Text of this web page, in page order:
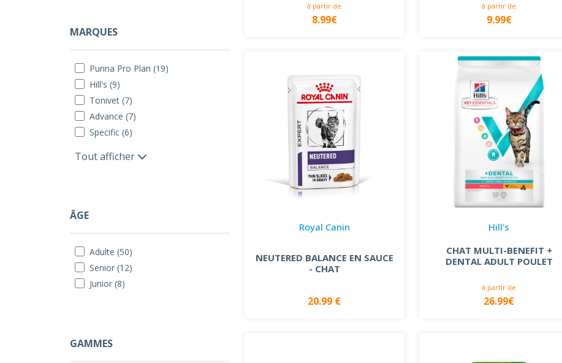
MARQUES
Purina Pro Plan (19)
Hill's (9)
Tonivet (7)
Advance (7)
Specific (6)
Tout afficher
ÂGE
Adulte (50)
Senior (12)
Junior (8)
GAMMES
à partir de
8.99€
à partir de
9.99€
Royal Canin
NEUTERED BALANCE EN SAUCE
- CHAT
20.99 €
Hill's
CHAT MULTI-BENEFIT +
DENTAL ADULT POULET
à partir de
26.99€